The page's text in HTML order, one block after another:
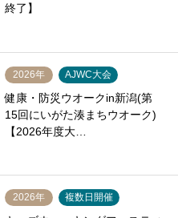
終了】
2026年 AJWC大会
健康・防災ウオークin新潟(第
15回にいがた湊まちウオーク)
【2026年度大…
2026年 複数日開催